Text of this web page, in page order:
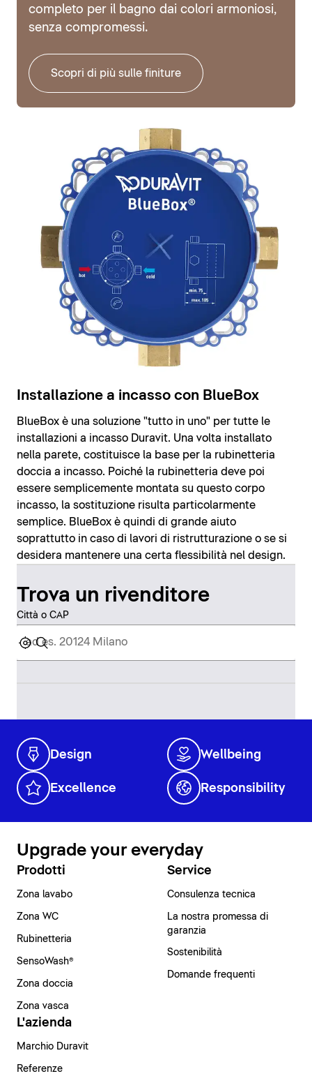
completo per il bagno dai colori armoniosi,
senza compromessi.
Scopri di più sulle finiture
Installazione a incasso con BlueBox
BlueBox è una soluzione "tutto in uno" per tutte le
installazioni a incasso Duravit. Una volta installato
nella parete, costituisce la base per la rubinetteria
doccia a incasso. Poiché la rubinetteria deve poi
essere semplicemente montata su questo corpo
incasso, la sostituzione risulta particolarmente
semplice. BlueBox è quindi di grande aiuto
soprattutto in caso di lavori di ristrutturazione o se si
desidera mantenere una certa flessibilità nel design.
Trova un rivenditore
Città o CAP
Design Wellbeing
Excellence Responsibility
Upgrade your everyday
Prodotti
Zona lavabo
Zona WC
Rubinetteria
SensoWash®
Zona doccia
Zona vasca
Service
Consulenza tecnica
La nostra promessa di
garanzia
Sostenibilità
Domande frequenti
L'azienda
Marchio Duravit
Referenze